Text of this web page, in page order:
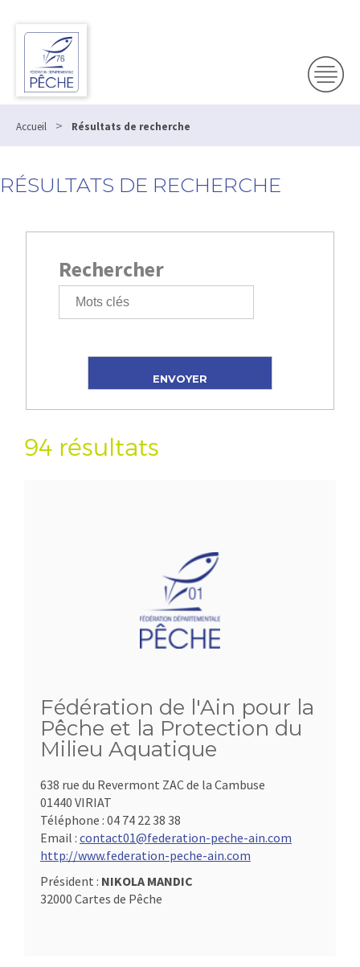
Accueil > Résultats de recherche
RÉSULTATS DE RECHERCHE
Rechercher
94 résultats
Fédération de l'Ain pour la
Pêche et la Protection du
Milieu Aquatique
638 rue du Revermont ZAC de la Cambuse
01440 VIRIAT
Téléphone : 04 74 22 38 38
Email : contact01@federation-peche-ain.com
http://www.federation-peche-ain.com
Président : NIKOLA MANDIC
32000 Cartes de Pêche